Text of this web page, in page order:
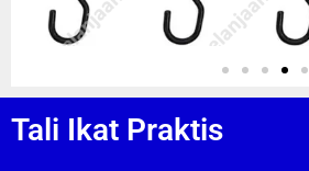
Tali Ikat Praktis